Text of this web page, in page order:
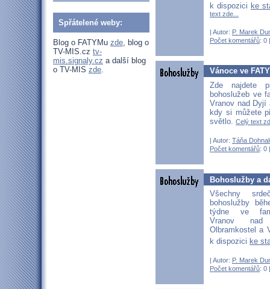
Spřátelené weby:
Blog o FATYMu zde, blog o
TV-MIS.cz tv-
mis.signaly.cz a další blog
o TV-MIS zde.
k dispozici ke
text zde...
| Autor: P. Marek
Počet komentářů: 0
Vánoce ve
Zde najdete
bohoslužeb ve
Vranov nad Dyjí
kdy si můžete
světlo.
Celý text
| Autor: Táňa
Počet komentářů: 0
Bohoslužby a
Všechny
bohoslužby
týdne ve
Vranov
Olbramkostel a
k dispozici ke
| Autor: P. Marek
Počet komentářů: 0